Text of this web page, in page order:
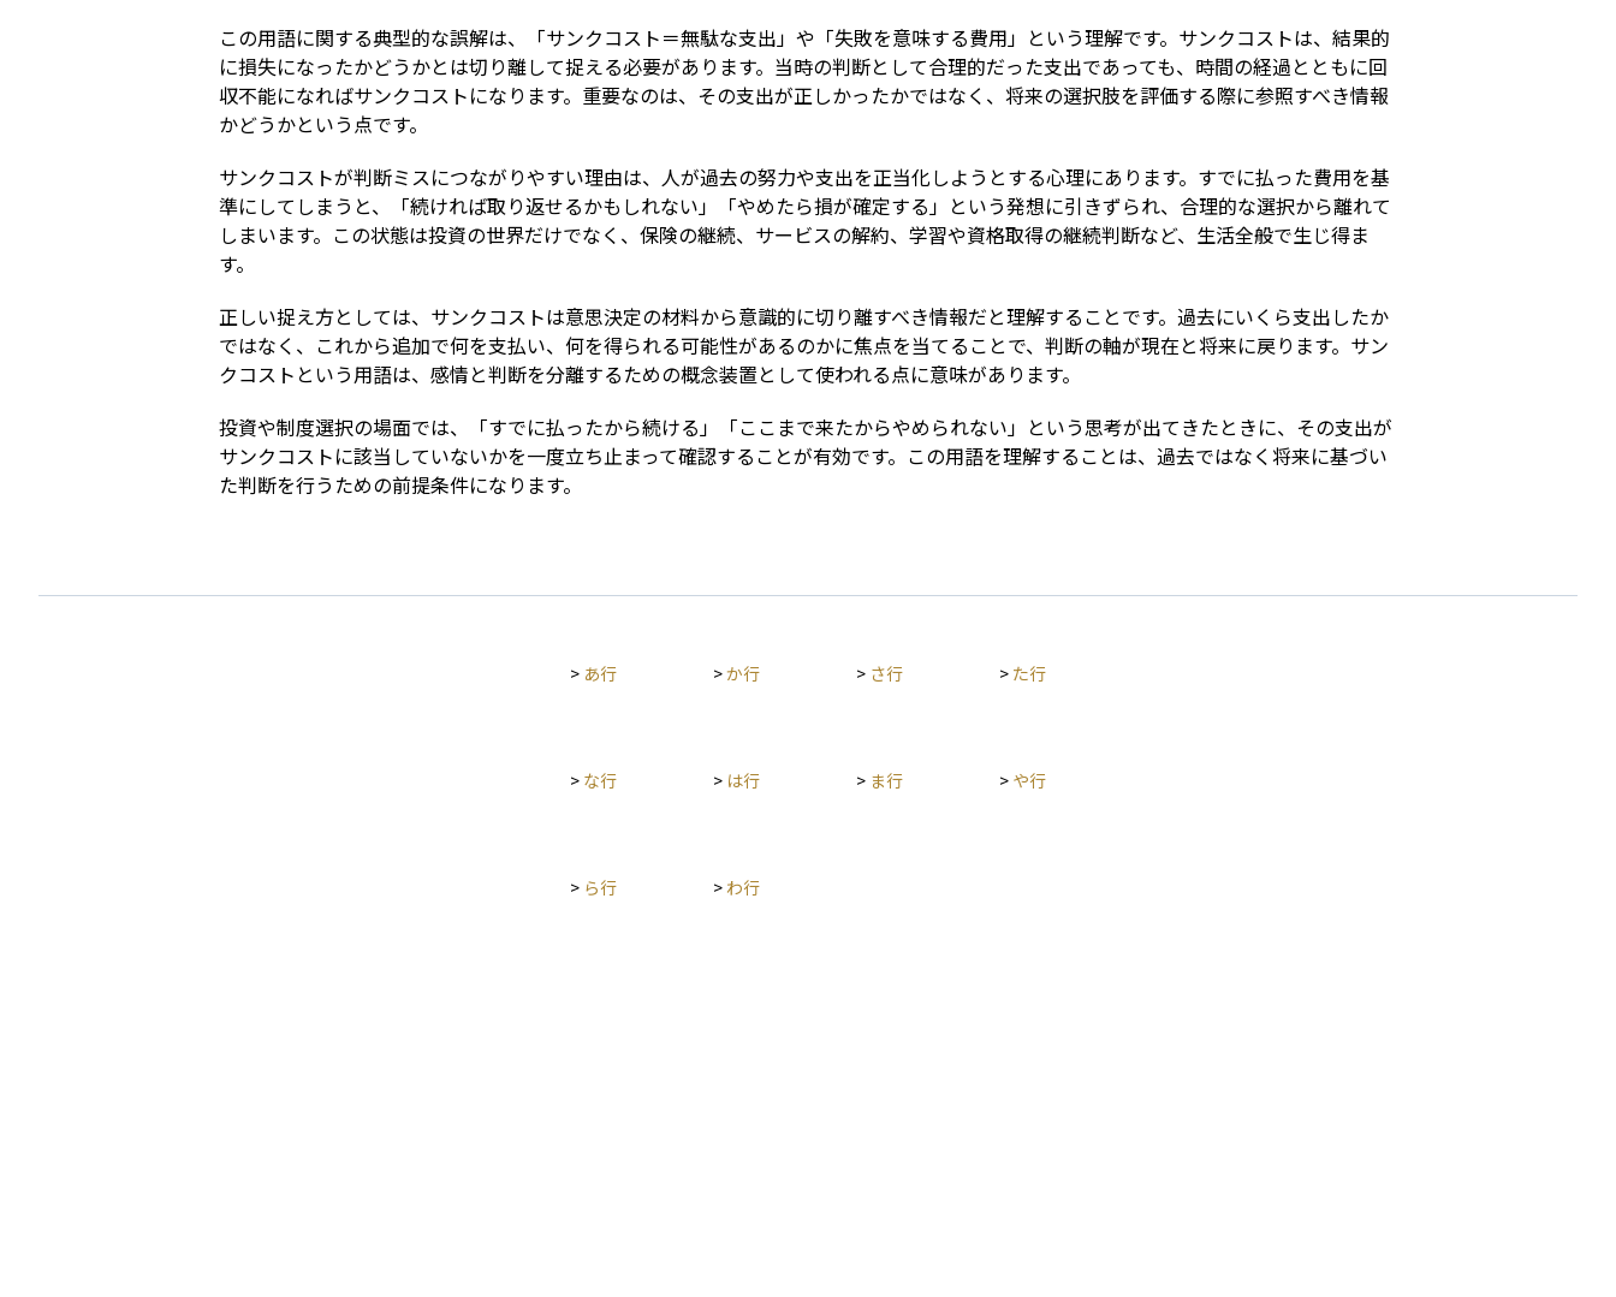
この用語に関する典型的な誤解は、「サンクコスト＝無駄な支出」や「失敗を意味する費用」という理解です。サンクコストは、結果的
に損失になったかどうかとは切り離して捉える必要があります。当時の判断として合理的だった支出であっても、時間の経過とともに回
収不能になればサンクコストになります。重要なのは、その支出が正しかったかではなく、将来の選択肢を評価する際に参照すべき情報
かどうかという点です。
サンクコストが判断ミスにつながりやすい理由は、人が過去の努力や支出を正当化しようとする心理にあります。すでに払った費用を基
準にしてしまうと、「続ければ取り返せるかもしれない」「やめたら損が確定する」という発想に引きずられ、合理的な選択から離れて
しまいます。この状態は投資の世界だけでなく、保険の継続、サービスの解約、学習や資格取得の継続判断など、生活全般で生じ得ま
す。
正しい捉え方としては、サンクコストは意思決定の材料から意識的に切り離すべき情報だと理解することです。過去にいくら支出したか
ではなく、これから追加で何を支払い、何を得られる可能性があるのかに焦点を当てることで、判断の軸が現在と将来に戻ります。サン
クコストという用語は、感情と判断を分離するための概念装置として使われる点に意味があります。
投資や制度選択の場面では、「すでに払ったから続ける」「ここまで来たからやめられない」という思考が出てきたときに、その支出が
サンクコストに該当していないかを一度立ち止まって確認することが有効です。この用語を理解することは、過去ではなく将来に基づい
た判断を行うための前提条件になります。
> あ行 >か行 > さ行 > た行
> な行 > は行 > ま行 > や行
> ら行 > わ行